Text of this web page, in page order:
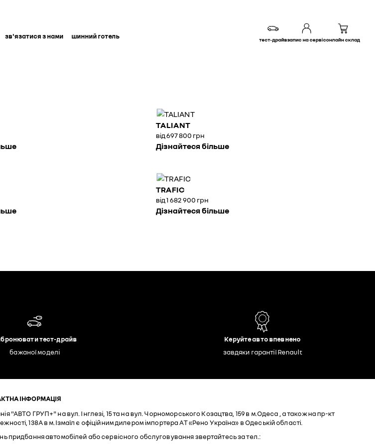
зв'язатися з нами шинний готель тест-драйвзапис на сервісонлайн склад
TALIANT
від 697 800 грн
Дізнайтеся більше
TRAFIC
від 1 682 900 грн
Дізнайтеся більше
тест-драйв
бажаної моделі
Керуйте авто впевнено
завдяки гарантії Renault
ІНФОРМАЦІЯ
"АВТО ГРУП+" на вул. Інглезі, 15 та на вул. Чорноморського Козацтва, 159 в м.Одеса , а також на пр-кт
138А в м.Ізмаїл є офіційним дилером імпортера АТ «Рено Україна» в Одеській області.
придбання автомобілей або сервісного обслуговування звертайтесь за тел.: